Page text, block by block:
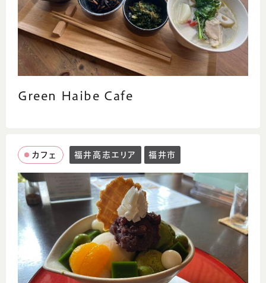
Green Haibe Cafe
カフェ 福井高志エリア 福井市